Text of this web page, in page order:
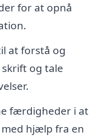
for at opnå
at forstå og
og tale
færdigheder i at
hjælp fra en